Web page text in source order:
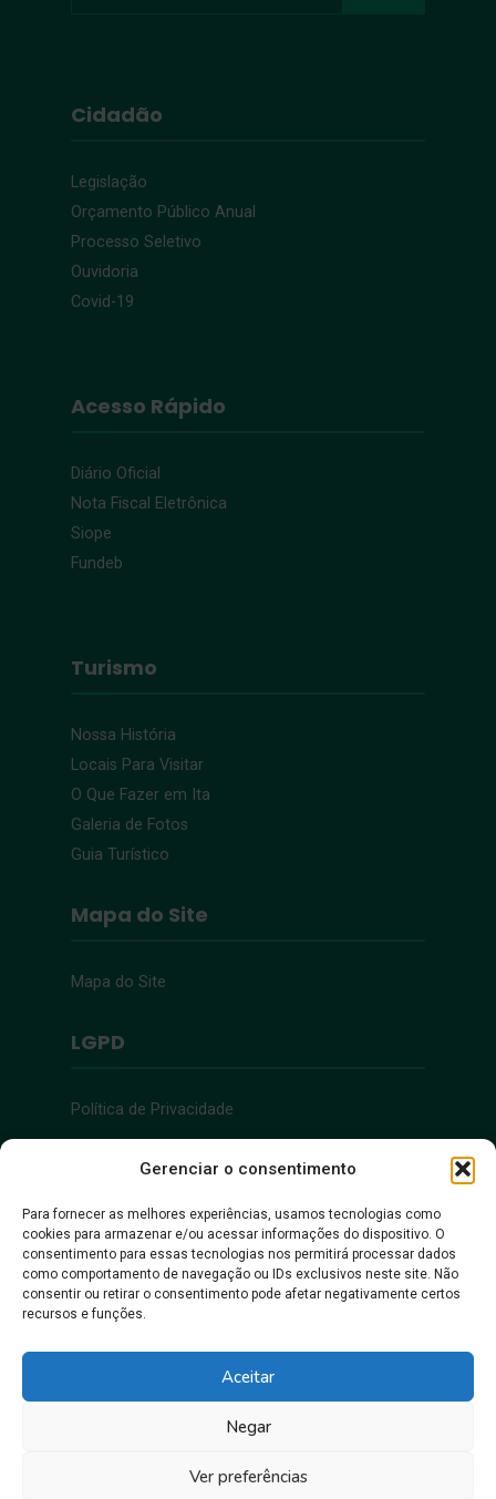
Gerenciar o consentimento
Para fornecer as melhores experiências, usamos tecnologias como
cookies para armazenar e/ou acessar informações do dispositivo. O
consentimento para essas tecnologias nos permitirá processar dados
como comportamento de navegação ou IDs exclusivos neste site. Não
consentir ou retirar o consentimento pode afetar negativamente certos
recursos e funções.
Aceitar
Negar
Ver preferências
Cidadão
Legislação
Orçamento Público Anual
Processo Seletivo
Ouvidoria
Covid-19
Acesso Rápido
Diário Oficial
Nota Fiscal Eletrônica
Siope
Fundeb
Turismo
Nossa História
Locais Para Visitar
O Que Fazer em Ita
Galeria de Fotos
Guia Turístico
Mapa do Site
Mapa do Site
LGPD
Política de Privacidade
Acessibilidade
Acessibilidade